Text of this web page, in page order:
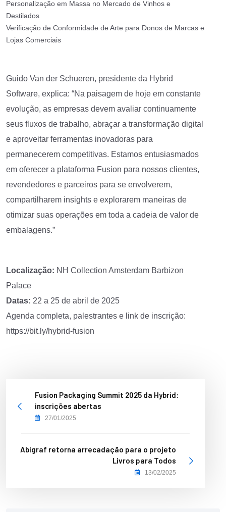
Personalização em Massa no Mercado de Vinhos e
Destilados
Verificação de Conformidade de Arte para Donos de Marcas e
Lojas Comerciais
Guido Van der Schueren, presidente da Hybrid
Software, explica: “Na paisagem de hoje em constante
evolução, as empresas devem avaliar continuamente
seus fluxos de trabalho, abraçar a transformação digital
e aproveitar ferramentas inovadoras para
permanecerem competitivas. Estamos entusiasmados
em oferecer a plataforma Fusion para nossos clientes,
revendedores e parceiros para se envolverem,
compartilharem insights e explorarem maneiras de
otimizar suas operações em toda a cadeia de valor de
embalagens.”
Localização: NH Collection Amsterdam Barbizon
Palace
Datas: 22 a 25 de abril de 2025
Agenda completa, palestrantes e link de inscrição:
https://bit.ly/hybrid-fusion
Fusion Packaging Summit 2025 da Hybrid:
inscrições abertas
27/01/2025
Abigraf retorna arrecadação para o projeto
Livros para Todos
13/02/2025